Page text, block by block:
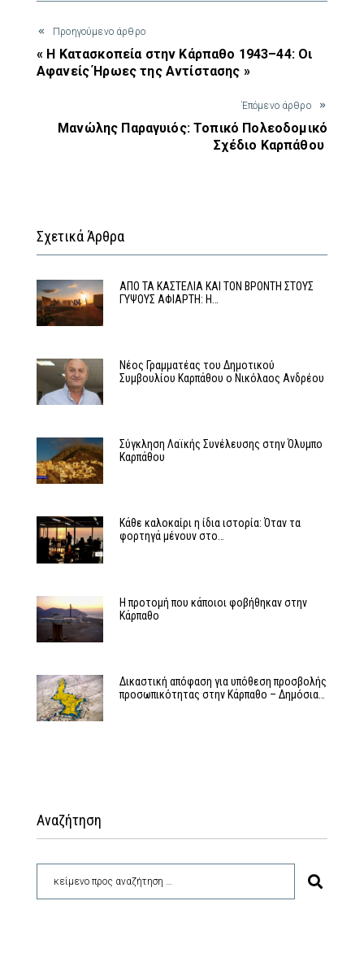
Προηγούμενο άρθρο
« Η Κατασκοπεία στην Κάρπαθο 1943–44: Οι
Αφανείς Ήρωες της Αντίστασης »
Έπόμενο άρθρο
Μανώλης Παραγυιός: Τοπικό Πολεοδομικό
Σχέδιο Καρπάθου
Σχετικά Άρθρα
ΑΠΟ ΤΑ ΚΑΣΤΕΛΙΑ ΚΑΙ ΤΟΝ ΒΡΟΝΤΗ ΣΤΟΥΣ
ΓΥΨΟΥΣ ΑΦΙΑΡΤΗ: Η…
Νέος Γραμματέας του Δημοτικού
Συμβουλίου Καρπάθου ο Νικόλαος Ανδρέου
Σύγκληση Λαϊκής Συνέλευσης στην Όλυμπο
Καρπάθου
Κάθε καλοκαίρι η ίδια ιστορία: Όταν τα
φορτηγά μένουν στο…
Η προτομή που κάποιοι φοβήθηκαν στην
Κάρπαθο
Δικαστική απόφαση για υπόθεση προσβολής
προσωπικότητας στην Κάρπαθο – Δημόσια…
Αναζήτηση